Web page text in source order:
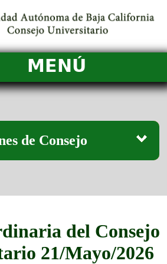
MENÚ
de Consejo
Mayo Ord.
de Febrero
2005
del Consejo
21/Mayo/2026